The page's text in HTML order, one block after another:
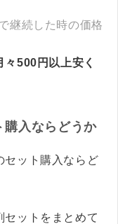
継続した時の価格
500円以上安く
購入ならどうか
セット購入ならど
ットをまとめて